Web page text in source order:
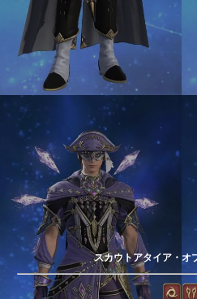
スカウトアタイア・オ